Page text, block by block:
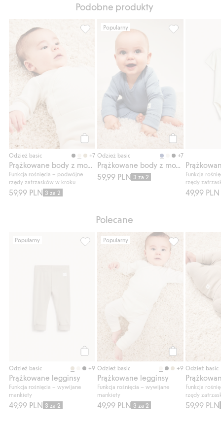
Podobne produkty
Odzież basic +7
Prążkowane body z możliwością wydłużenia
Funkcja rośnięcia – podwójne
rzędy zatrzasków w kroku
59,99 PLN 3 za 2
Prążkowane body z możliwością
Popularny
Kup
Odzież basic +7
Prążkowane body z możliwością wydłużenia
59,99 PLN 3 za 2
Funkcja
rzędy
49,99 PLN
Polecane
Popularny
Odzież basic +9
Prążkowane legginsy
Funkcja rośnięcia – wywijane
mankiety
49,99 PLN 3 za 2
Prążkowane legginsy, Dodaj do listy
Popularny
Kup
Odzież basic +9
Prążkowane legginsy
Funkcja rośnięcia – wywijane
mankiety
49,99 PLN 3 za 2
Prążkowane
Odzież basic
Funkcja
rzędy
59,99 PLN